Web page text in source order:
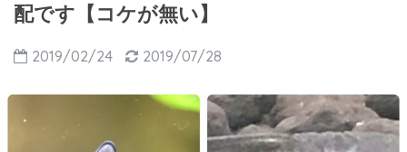
配です【コケが無い】
2019/02/24 2019/07/28